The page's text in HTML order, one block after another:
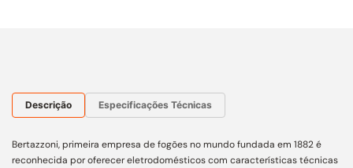
Descrição Especificações Técnicas
Bertazzoni, primeira empresa de fogões no mundo fundada em 1882 é
reconhecida por oferecer eletrodomésticos com características técnicas